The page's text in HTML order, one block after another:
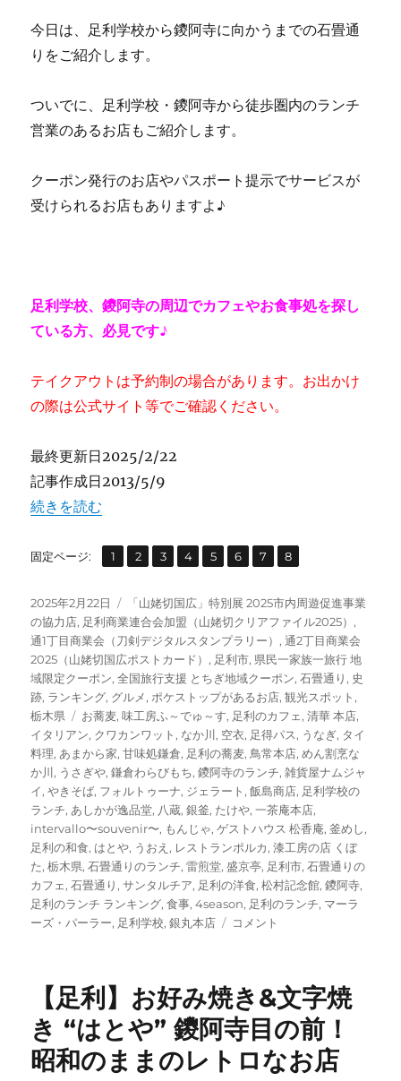
今日は、足利学校から鑁阿寺に向かうまでの石畳通
りをご紹介します。
ついでに、足利学校・鑁阿寺から徒歩圏内のランチ
営業のあるお店もご紹介します。
クーポン発行のお店やパスポート提示でサービスが
受けられるお店もありますよ♪
足利学校、鑁阿寺の周辺でカフェやお食事処を探し
ている方、必見です♪
テイクアウトは予約制の場合があります。 お出かけ
の際は公式サイト等でご確認ください。
最終更新日2025/2/22
記事作成日2013/5/9
“足利のランチ 足利学校～鑁阿寺 石畳と大門通りのお店
続きを読む
固定ページ:
固
ペ
ー
ジ
1 ,
固
ペ
ー
ジ
2 ,
固
ペ
ー
ジ
3 ,
固
ペ
ー
ジ
4 ,固
ペ
ー
ジ
5 ,
固
ペ
ー
ジ
6 ,
固
ジ
7 ,
固
ペ
ジ
8
投
稿
日:
2025年2月22日
カ
テ
ゴ
リ
ー
「山姥切国広」特別展 2025市内周遊促進事業
の協力店, 足利商業連合会加盟（山姥切クリアファイル2025） ,
通1丁目商業会（刀剣デジタルスタンプラリー） ,通2丁目商業会
2025（山姥切国広ポストカード） , 足利市, 県民一家族一旅行 地
域限定クーポン,全国旅行支援 とちぎ地域クーポン,石畳通り , 史
跡, ランキング, グルメ, ポケストップがあるお店,観光スポット ,
栃木県
タ
グ
お蕎麦,味工房ふ～でゅ～す, 足利のカフェ,清華 本店,
イタリアン, クワカンワット , なか川, 空衣, 足得パス, うなぎ, タイ
料理, あまから家,甘味処鎌倉, 足利の蕎麦, 鳥常本店,めん割烹な
か川, うさぎや,鎌倉わらびもち,鑁阿寺のランチ,雑貨屋ナムジャ
イ,やきそば, フォルトゥーナ, ジェラート ,飯島商店, 足利学校の
ランチ, あしかが逸品堂, 八蔵,銀釜, たけや,一茶庵本店,
intervallo〜souvenir〜, もんじゃ,ゲストハウス 松香庵,釜めし,
足利の和食, はとや, うおえ , レストランポルカ,漆工房の店 くぼ
た,栃木県,石畳通りのランチ,雷煎堂,盛京亭, 足利市,石畳通りの
カフェ,石畳通り ,サンタルチア, 足利の洋食,松村記念館,鑁阿寺,
足利のランチ ランキング,食事,4season, 足利のランチ, マーラ
ーズ・パーラー, 足利学校,銀丸本店
足
ン
チ
足
利
学
コメント
【足利】お好み焼き&文字焼
き “はとや” 鑁阿寺目の前！
昭和のままのレトロなお店